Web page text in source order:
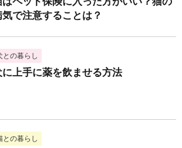
気で注意することは？
との暮らし
に上手に薬を飲ませる方法
との暮らし